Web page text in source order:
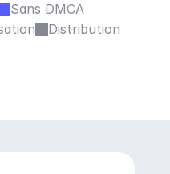
Sans DMCA
Distribution